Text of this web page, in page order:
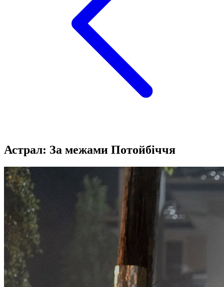
Астрал: За межами Потойбіччя